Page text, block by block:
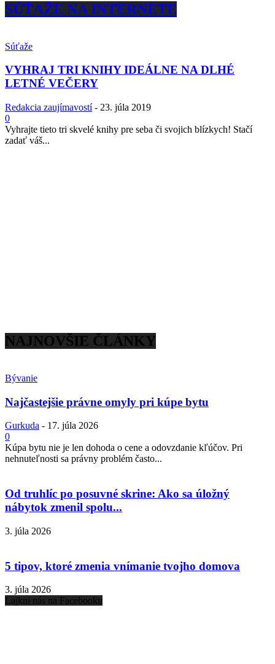
SÚŤAŽE NA INTERNETE
Súťaže
VYHRAJ TRI KNIHY IDEÁLNE NA DLHÉ
LETNÉ VEČERY
Redakcia zaujímavostí - 23. júla 2019
0
Vyhrajte tieto tri skvelé knihy pre seba či svojich blízkych! Stačí
zadať váš...
NAJNOVŠIE ČLÁNKY
Bývanie
Najčastejšie právne omyly pri kúpe bytu
Gurkuda - 17. júla 2026
0
Kúpa bytu nie je len dohoda o cene a odovzdanie kľúčov. Pri
nehnuteľnosti sa právny problém často...
Od truhlíc po posuvné skrine: Ako sa úložný
nábytok zmenil spolu...
3. júla 2026
5 tipov, ktoré zmenia vnímanie tvojho domova
3. júla 2026
Lajkni nás na Facebooku